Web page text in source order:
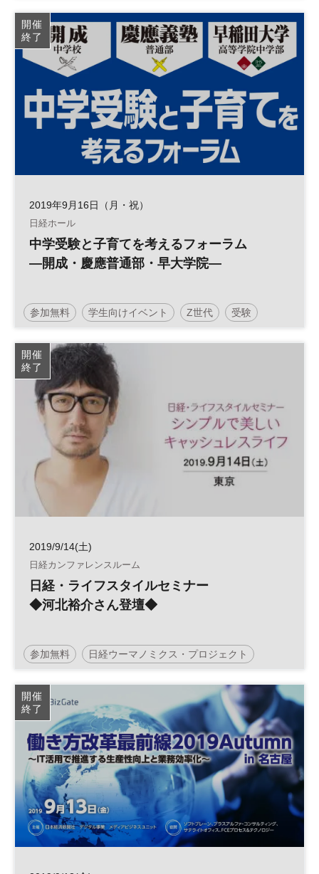
マネープラン 老後
平日夜開催
開催
終了
2019年9月16日（月・祝）
日経ホール
中学受験と子育てを考えるフォーラム
―開成・慶應普通部・早大学院―
参加無料 学生向けイベント Z世代 受験
教育 中学受験 子育て
土日祝開催
開催
終了
2019/9/14(土)
日経カンファレンスルーム
日経・ライフスタイルセミナー
◆河北裕介さん登壇◆
参加無料 日経ウーマノミクス・プロジェクト
キャッシュレス
土日祝開催
開催
終了